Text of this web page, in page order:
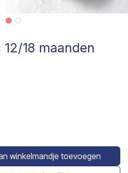
18 maanden
winkelmandje toevoegen